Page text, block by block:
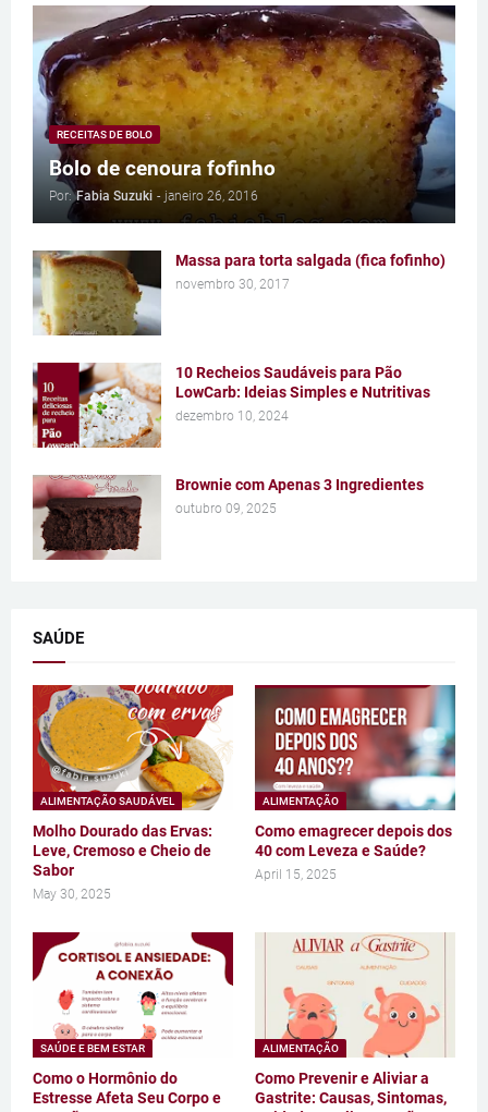
RECEITAS DE BOLO
Bolo de cenoura fofinho
Por: Fabia Suzuki - janeiro 26, 2016
Massa para torta salgada (fica fofinho)
novembro 30, 2017
10 Recheios Saudáveis para Pão
LowCarb: Ideias Simples e Nutritivas
dezembro 10, 2024
Brownie com Apenas 3 Ingredientes
outubro 09, 2025
SAÚDE
ALIMENTAÇÃO SAUDÁVEL
Molho Dourado das Ervas:
Leve, Cremoso e Cheio de
Sabor
May 30, 2025
ALIMENTAÇÃO
Como emagrecer depois dos
40 com Leveza e Saúde?
April 15, 2025
SAÚDE E BEM ESTAR
Como o Hormônio do
Estresse Afeta Seu Corpo e
ALIMENTAÇÃO
Como Prevenir e Aliviar a
Gastrite: Causas, Sintomas,